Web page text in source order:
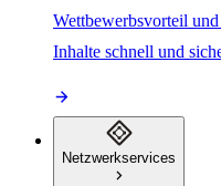
Wettbewerbsvorteil
Inhalte schnell und
Netzwerkservices